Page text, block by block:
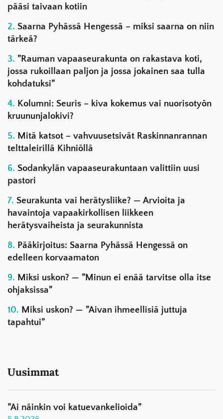
pääsi taivaan kotiin
Saarna Pyhässä Hengessä – miksi saarna on niin
tärkeä?
”Rauman vapaaseurakunta on rakastava koti,
jossa rukoillaan paljon ja jossa jokainen saa tulla
kohdatuksi”
Kolumni: Seuris – kiva kokemus vai nuorisotyön
kruununjalokivi?
Mitä katsot – vahvuusetsivät Raskinnanrannan
telttaleirillä Kihniöllä
Sodankylän vapaaseurakuntaan valittiin uusi
pastori
Seurakunta vai herätysliike? — Arvioita ja
havaintoja vapaakirkollisen liikkeen
herätysvaiheista ja seurakunnista
Pääkirjoitus: Saarna Pyhässä Hengessä on
edelleen korvaamaton
Miksi uskon? — ”Minun ei enää tarvitse olla itse
ohjaksissa”
Miksi uskon? — ”Aivan ihmeellisiä juttuja
tapahtui”
Uusimmat
”Ai näinkin voi katuevankelioida”